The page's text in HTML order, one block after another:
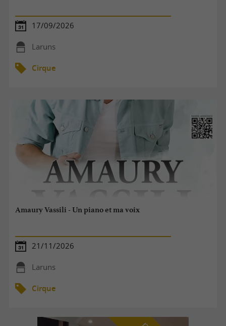
17/09/2026
Laruns
Cirque
Amaury Vassili - Un piano et ma voix
21/11/2026
Laruns
Cirque